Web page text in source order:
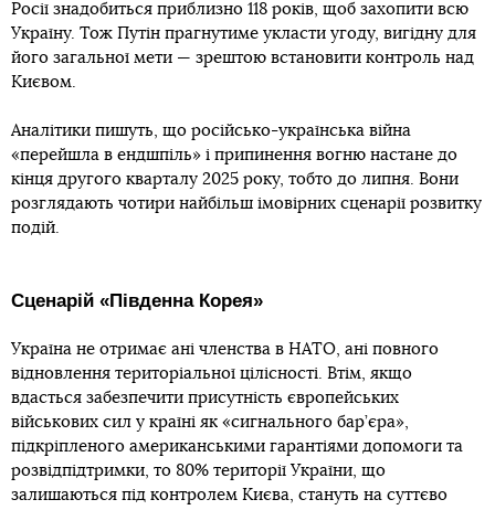
Росії знадобиться приблизно 118 років, щоб захопити всю
Україну. Тож Путін прагнутиме укласти угоду, вигідну для
його загальної мети — зрештою встановити контроль над
Києвом.
Аналітики пишуть, що російсько-українська війна
«перейшла в ендшпіль» і припинення вогню настане до
кінця другого кварталу 2025 року, тобто до липня. Вони
розглядають чотири найбільш імовірних сценарії розвитку
подій.
Сценарій «Південна Корея»
Україна не отримає ані членства в НАТО, ані повного
відновлення територіальної цілісності. Втім, якщо
вдасться забезпечити присутність європейських
військових сил у країні як «сигнального бар’єра»,
підкріпленого американськими гарантіями допомоги та
розвідпідтримки, то 80% території України, що
залишаються під контролем Києва, стануть на суттєво